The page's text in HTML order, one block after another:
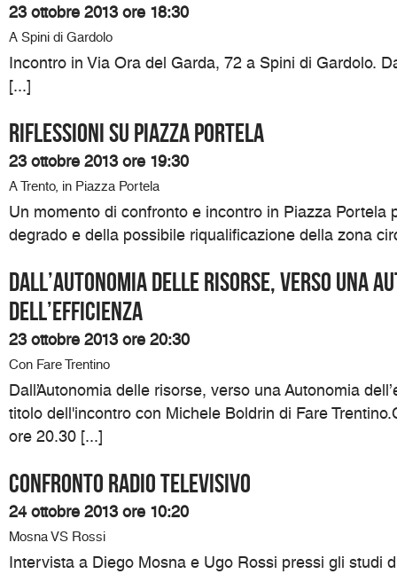
23 ottobre 2013 ore 18:30
A Spini di Gardolo
Incontro in Via Ora del Garda, 72 a Spini di Gardolo.
[...]
RIFLESSIONI SU PIAZZA PORTELA
23 ottobre 2013 ore 19:30
A Trento, in Piazza Portela
Un momento di confronto e incontro in Piazza Portela
degrado e della possibile riqualificazione della zona
Dall’Autonomia delle risorse, verso una
dell’efficienza
23 ottobre 2013 ore 20:30
Con Fare Trentino
Dall’Autonomia delle risorse, verso una Autonomia
titolo dell'incontro con Michele Boldrin di Fare
ore 20.30 [...]
Confronto radio televisivo
24 ottobre 2013 ore 10:20
Mosna VS Rossi
Intervista a Diego Mosna e Ugo Rossi pressi gli studi